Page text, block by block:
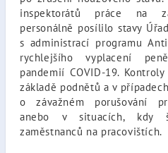
inspektorátů práce na
personálně posílilo stavy
s administrací programu
rychlejšího vyplacení
pandemií COVID-19.
základě podnětů a v
o závažném porušování
anebo v situacích, kdy
zaměstnanců na pracovištích.